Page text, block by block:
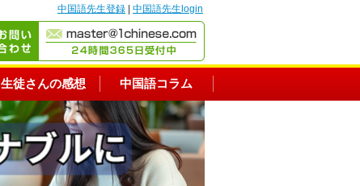
中国語先生登録 中国語先生login
生徒さんの感想 中国語コラム